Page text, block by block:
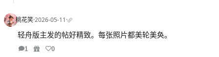
桃花笑·2026-05-11·
轻舟版主发的帖好精致。每张照片都美轮美奂。
1 0